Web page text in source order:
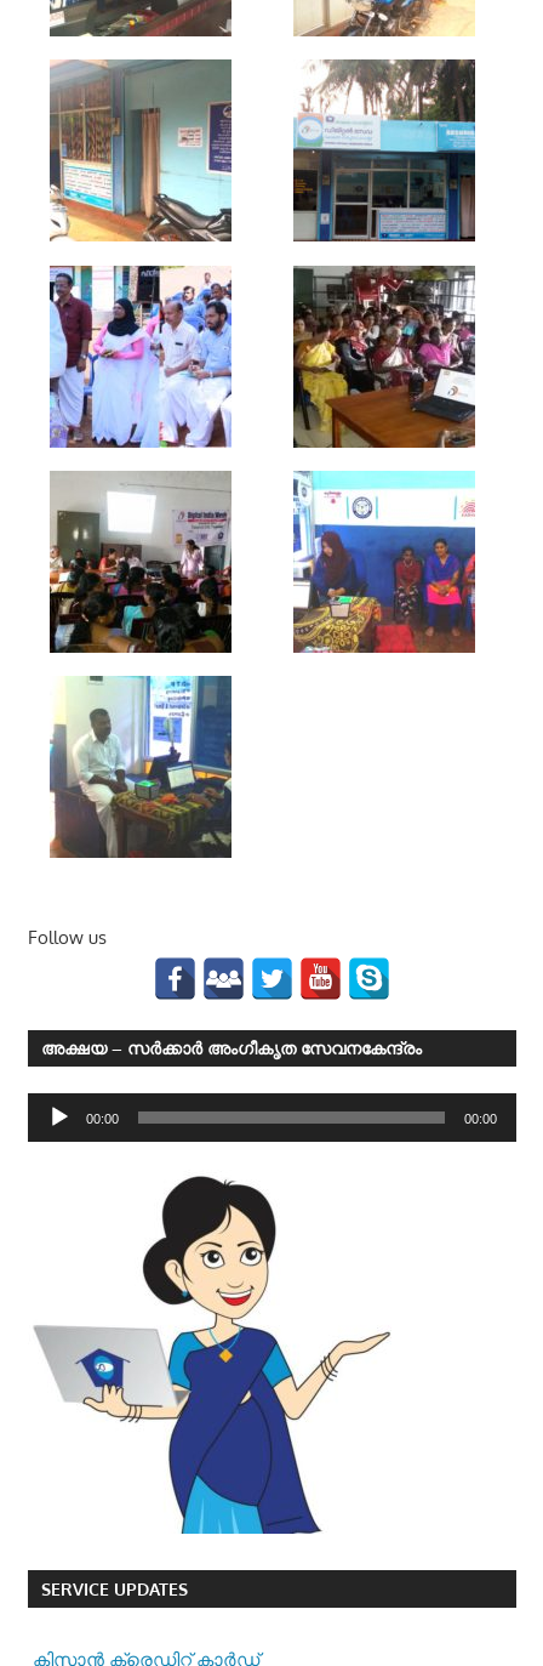
Follow us
അക്ഷയ – സര്‍ക്കാര്‍ അംഗീകൃത സേവനകേന്ദ്രം
Audio
Player
00:00 00:00
SERVICE UPDATES
കിസാന്‍ ക്രെ‍ഡിറ്റ് കാര്‍ഡ്